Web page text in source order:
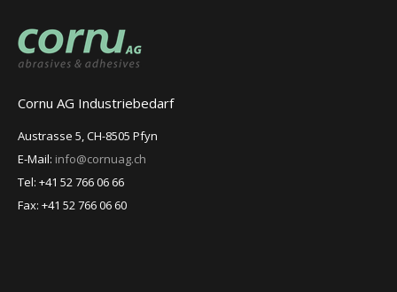
Cornu AG Industriebedarf
Austrasse 5, CH-8505 Pfyn
E-Mail: info@cornuag.ch
Tel: +41 52 766 06 66
Fax: +41 52 766 06 60